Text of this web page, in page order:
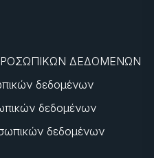
ΔΕΔΟΜΕΝΩΝ
δεδομένων
δεδομένων
δεδομένων